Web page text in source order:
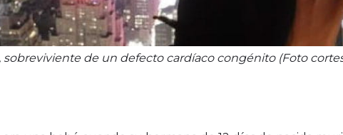
sobreviviente de un defecto cardíaco congénito (Foto